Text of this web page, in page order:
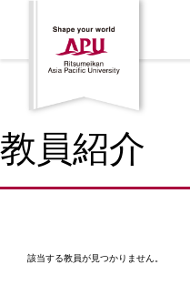
教員紹介
該当する教員が見つかりません。